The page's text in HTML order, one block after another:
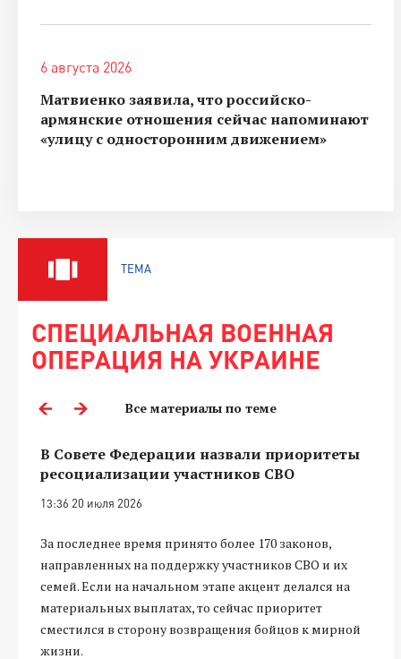
6 августа 2026
Матвиенко заявила, что российско-
армянские отношения сейчас напоминают
«улицу с односторонним движением»
ТЕМА
СПЕЦИАЛЬНАЯ ВОЕННАЯ
ОПЕРАЦИЯ НА УКРАИНЕ
Все материалы по теме
В Совете Федерации назвали приоритеты
ресоциализации участников СВО
13:36 20 июля 2026
За последнее время принято более 170 законов,
направленных на поддержку участников СВО и их
семей. Если на начальном этапе акцент делался на
материальных выплатах, то сейчас приоритет
сместился в сторону возвращения бойцов к мирной
жизни.